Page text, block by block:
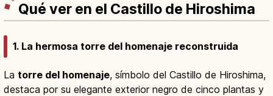
Qué ver en el Castillo de Hiroshima
1. La hermosa torre del homenaje reconstruida
La torre del homenaje, símbolo del Castillo de Hiroshima,
destaca por su elegante exterior negro de cinco plantas y